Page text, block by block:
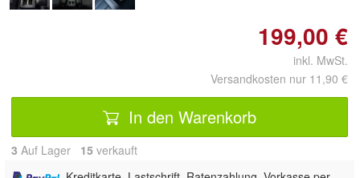
199,00 €
inkl. MwSt.
Versandkosten nur 11,90 €
In den Warenkorb
3 Auf Lager 15 verkauft